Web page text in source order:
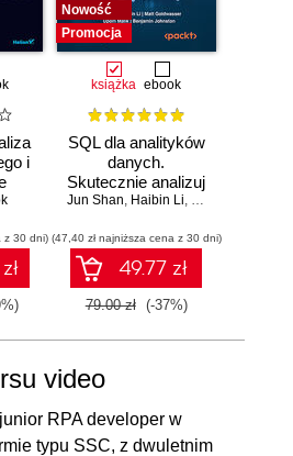
i
z 30 dni)
Nowość
Promocja
książka ebook
SQL dla analityków
danych.
Skutecznie analizuj
dane, wyciągaj
wnioski i opanuj
zaawansowany
SQL na potrzeby
praktycznych
Wydanie IV
Jun Shan, Haibin Li, Matt Goldwasser
(47,40 zł najniższa cena z 30 dni)
49.77 zł
79.00 zł (-37%)
video
RPA developer w
typu SSC, z dwuletnim